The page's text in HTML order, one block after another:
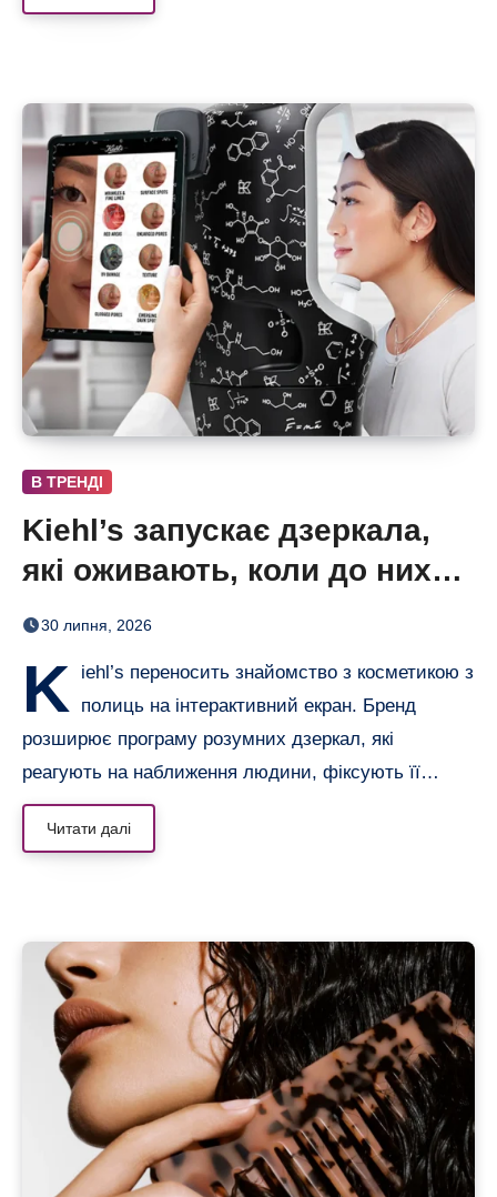
В ТРЕНДІ
Kiehl’s запускає дзеркала,
які оживають, коли до них
підходиш
30 липня, 2026
K
iehl’s переносить знайомство з косметикою з
полиць на інтерактивний екран. Бренд
розширює програму розумних дзеркал, які
реагують на наближення людини, фіксують її…
Читати далі